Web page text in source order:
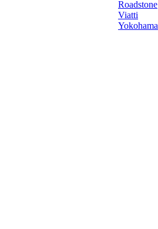
Roadstone
Viatti
Yokohama